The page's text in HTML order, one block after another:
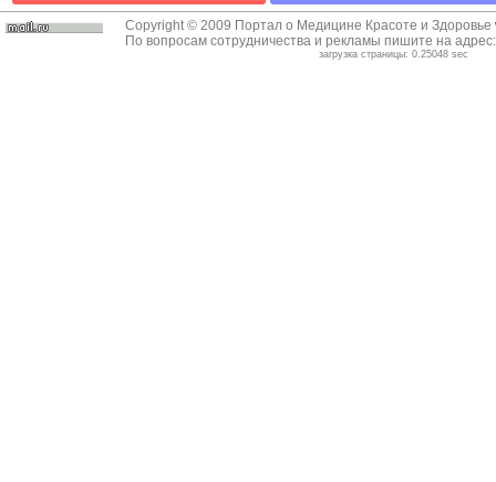
Copyright © 2009 Портал о Медицине Красоте и Здоровье
По вопросам сотрудничества и рекламы пишите на
загрузка страницы: 0.25048 sec